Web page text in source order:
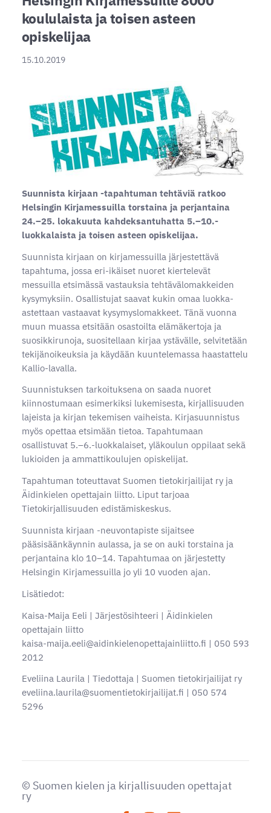
koululaista ja toisen asteen
opiskelijaa
15.10.2019
Suunnista kirjaan -tapahtuman tehtäviä ratkoo
Helsingin Kirjamessuilla torstaina ja perjantaina
24.–25. lokakuuta kahdeksantuhatta 5.–10.-
luokkalaista ja toisen asteen opiskelijaa.
Suunnista kirjaan on kirjamessuilla järjestettävä
tapahtuma, jossa eri-ikäiset nuoret kiertelevät
messuilla etsimässä vastauksia tehtävälomakkeiden
kysymyksiin. Osallistujat saavat kukin omaa luokka-
astettaan vastaavat kysymyslomakkeet. Tänä vuonna
muun muassa etsitään osastoilta elämäkertoja ja
suosikkirunoja, suositellaan kirjaa ystävälle, selvitetään
tekijänoikeuksia ja käydään kuuntelemassa haastattelu
Kallio-lavalla.
Suunnistuksen tarkoituksena on saada nuoret
kiinnostumaan esimerkiksi lukemisesta, kirjallisuuden
lajeista ja kirjan tekemisen vaiheista. Kirjasuunnistus
myös opettaa etsimään tietoa. Tapahtumaan
osallistuvat 5.–6.-luokkalaiset, yläkoulun oppilaat sekä
lukioiden ja ammattikoulujen opiskelijat.
Tapahtuman toteuttavat Suomen tietokirjailijat ry ja
Äidinkielen opettajain liitto. Liput tarjoaa
Tietokirjallisuuden edistämiskeskus.
Suunnista kirjaan -neuvontapiste sijaitsee
pääsisäänkäynnin aulassa, ja se on auki torstaina ja
perjantaina klo 10–14. Tapahtumaa on järjestetty
Helsingin Kirjamessuilla jo yli 10 vuoden ajan.
Lisätiedot:
Kaisa-Maija Eeli | Järjestösihteeri | Äidinkielen
opettajain liitto
kaisa-maija.eeli@aidinkielenopettajainliitto.fi | 050 593
2012
Eveliina Laurila | Tiedottaja | Suomen tietokirjailijat ry
eveliina.laurila@suomentietokirjailijat.fi | 050 574
5296
© Suomen kielen ja kirjallisuuden opettajat
ry